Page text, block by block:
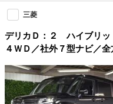
三菱
デリカＤ：２ ハイブリ
４ＷＤ／社外７型ナビ／
レイ／ドライブレコーダ
／シートヒーター／両側
ズ／コーナーセンサー